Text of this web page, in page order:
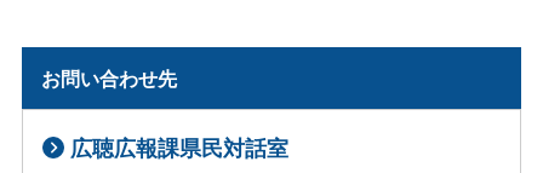
お問い合わせ先
広聴広報課県民対話室